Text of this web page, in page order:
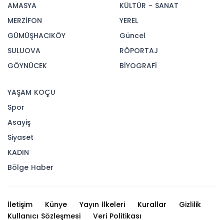
AMASYA
MERZİFON
GÜMÜŞHACIKÖY
SULUOVA
GÖYNÜCEK
KÜLTÜR - SANAT
YEREL
Güncel
RÖPORTAJ
BİYOGRAFİ
YAŞAM KOÇU
Spor
Asayiş
Siyaset
KADIN
Bölge Haber
İletişim Künye Yayın İlkeleri Kurallar
Gizlilik
Kullanıcı Sözleşmesi
Veri Politikası